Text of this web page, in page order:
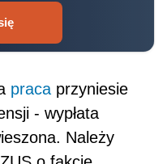
praca przyniesie
- wypłata
Należy